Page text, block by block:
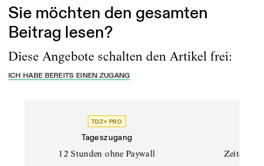
Sie möchten den gesamten
Beitrag lesen?
Diese Angebote schalten den Artikel frei:
ICH HABE BEREITS EINEN ZUGANG
TDZ+ PRO
Tageszugang
12 Stunden ohne Paywall